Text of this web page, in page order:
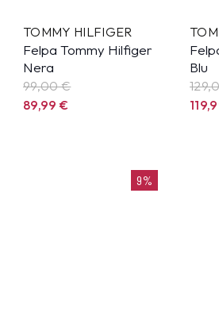
TOMMY HILFIGER
Felpa Tommy Hilfiger
Nera
99,00 €
89,99€
Blu
9%